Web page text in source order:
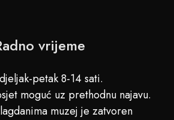
vrijeme
petak 8-14 sati.
moguć uz prethodnu najavu.
muzej je zatvoren